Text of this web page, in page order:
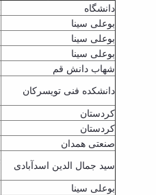
دانشگاه
بوعلی سینا
بوعلی سینا
بوعلی سینا
شهاب دانش قم
دانشکده فنی تویسرکان
کردستان
کردستان
صنعتی همدان
سید جمال الدین اسدآبادی
بوعلی سینا